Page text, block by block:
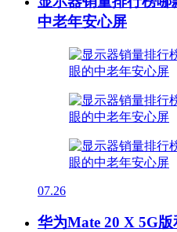
中老年安心屏
07.26
华为Mate 20 X 5G